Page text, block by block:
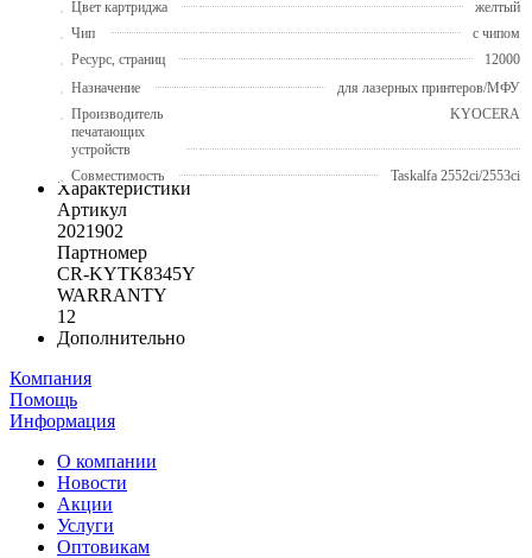
Цвет картриджа
желтый
Чип
с чипом
Ресурс, страниц
12000
Назначение
для лазерных принтеров/МФУ
Производитель
печатающих
устройств
KYOCERA
Совместимость Taskalfa 2552ci/2553ci
Характеристики
Артикул
2021902
Партномер
CR-KYTK8345Y
WARRANTY
12
Дополнительно
Компания
Помощь
Информация
О компании
Новости
Акции
Услуги
Оптовикам